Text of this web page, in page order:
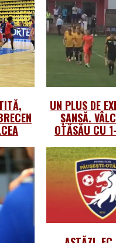
UN PLUS DE
ȘANSĂ.
OTĂSĂU CU